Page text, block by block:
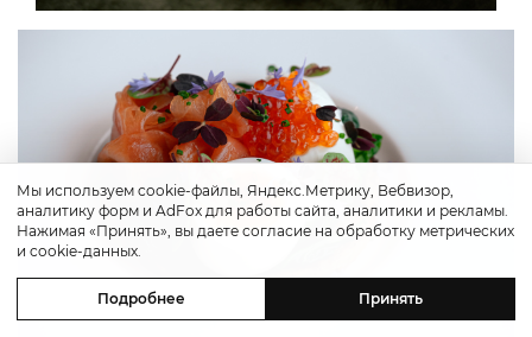
Мы используем cookie-файлы, Яндекс.Метрику, Вебвизор,
аналитику форм и AdFox для работы сайта, аналитики и рекламы.
Нажимая «Принять», вы даете согласие на обработку метрических
и cookie-данных.
Подробнее Принять